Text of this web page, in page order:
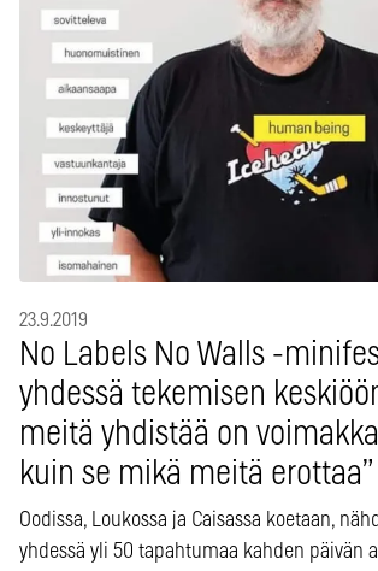
23.9.2019
No Labels No Walls -
yhdessä tekemisen
meitä yhdistää on
kuin se mikä meitä erottaa”
Oodissa, Loukossa ja Caisassa koetaan,
yhdessä yli 50 tapahtumaa kahden päivän